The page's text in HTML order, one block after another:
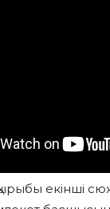
екінші